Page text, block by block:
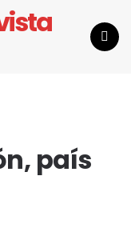
país